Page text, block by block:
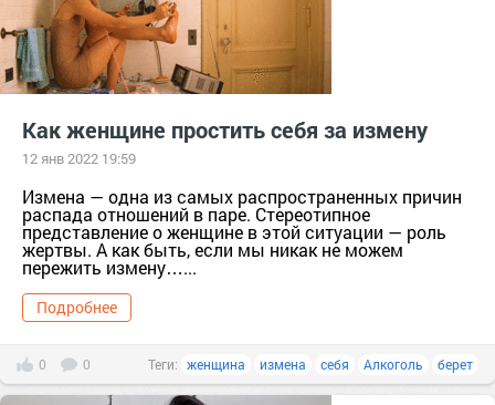
Как женщине простить себя за измену
12 янв 2022 19:59
Измена — одна из самых распространенных причин
распада отношений в паре. Стереотипное
представление о женщине в этой ситуации — роль
жертвы. А как быть, если мы никак не можем
пережить измену…...
Подробнее
0 0 Теги: женщина измена себя Алкоголь берет